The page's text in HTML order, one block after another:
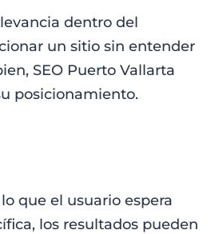
dentro del
un sitio sin entender
SEO Puerto Vallarta
posicionamiento.
que el usuario espera
los resultados pueden